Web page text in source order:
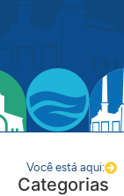
Você está aqui:
Categorias